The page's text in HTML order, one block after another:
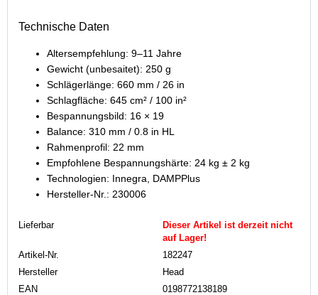
Technische Daten
Altersempfehlung: 9–11 Jahre
Gewicht (unbesaitet): 250 g
Schlägerlänge: 660 mm / 26 in
Schlagfläche: 645 cm² / 100 in²
Bespannungsbild: 16 × 19
Balance: 310 mm / 0.8 in HL
Rahmenprofil: 22 mm
Empfohlene Bespannungshärte: 24 kg ± 2 kg
Technologien: Innegra, DAMPPlus
Hersteller-Nr.: 230006
Lieferbar
Dieser Artikel ist derzeit nicht
auf Lager!
Artikel-Nr.
182247
Hersteller
Head
EAN
0198772138189